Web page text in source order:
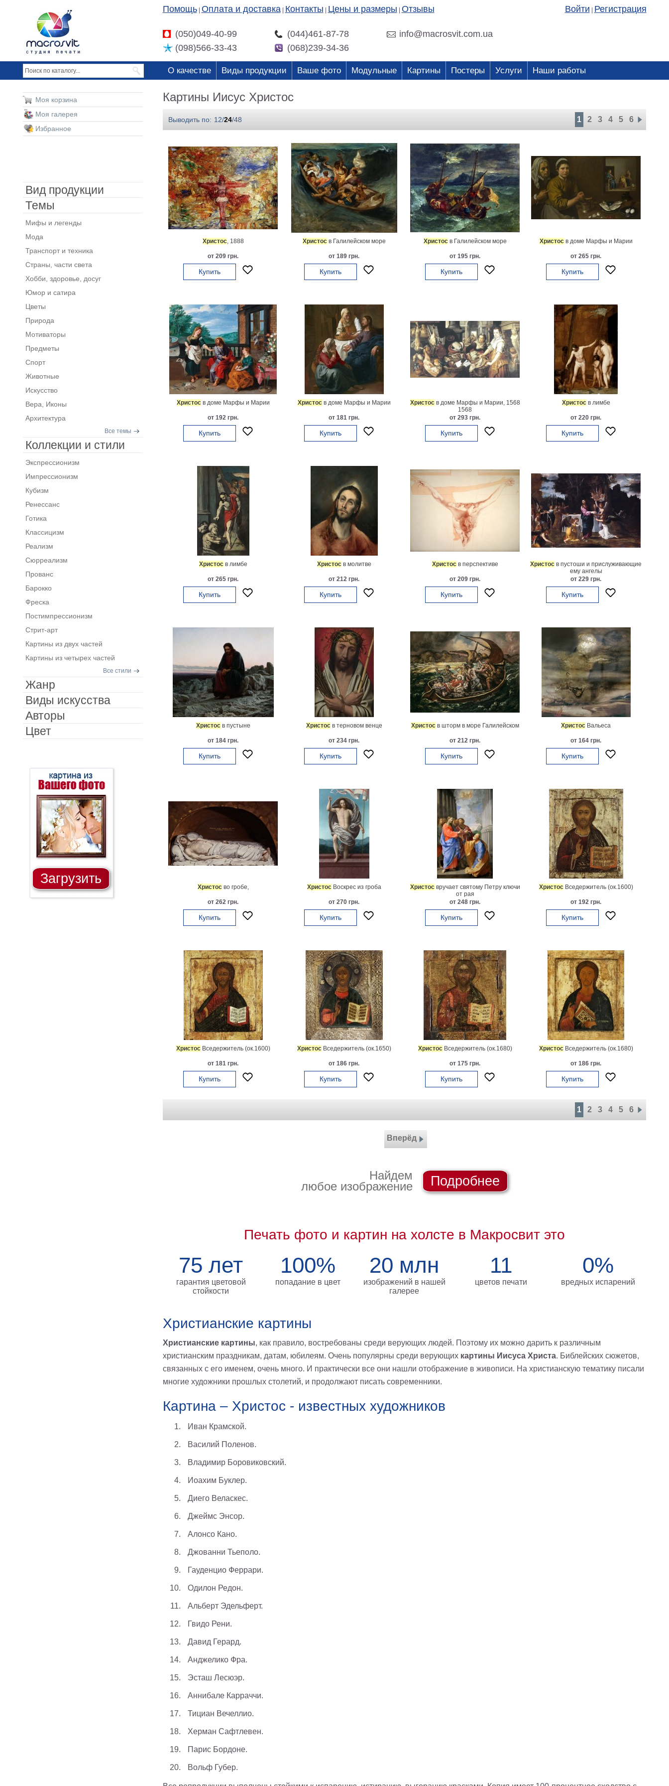
Помощь Оплата и доставка Контакты Цены и размеры Отзывы Войти Регистрация
(050)049-40-99 (044)461-87-78
info@macrosvit.com.ua
(098)566-33-43
(068)239-34-36
О качестве Виды продукции Ваше фото Модульные Картины Постеры Услуги Наши работы
Картины Иисус Христос
Выводить по: 12/24/48 1 2 3 4 5 6
Христос, 1888
от 209 грн.
Купить
Христосв Галилейском море
от 189 грн.
Купить
Христосв Галилейском море
от 195 грн.
Купить
Христосв доме Марфы и Марии
от 265 грн.
Купить
Христосв доме Марфы и Марии
от 192 грн.
Купить
Христосв доме Марфы и Марии
от 181 грн.
Купить
Христосв доме Марфы и Марии, 1568
1568
от 293 грн.
Купить
Христосв лимбе
от 220 грн.
Купить
Христосв лимбе
от 265 грн.
Купить
Христосв молитве
от 212 грн.
Купить
Христосв перспективе
от 209 грн.
Купить
Христос в пустоши и прислуживающие
ему ангелы
от 229 грн.
Купить
Христосв пустыне
от 184 грн.
Купить
Христосв терновом венце
от 234 грн.
Купить
Христосв шторм в море Галилейском
от 212 грн.
Купить
Христос Вальеса
от 164 грн.
Купить
Христосво гробе,
от 262 грн.
Купить
ХристосВоскрес из гроба
от 270 грн.
Купить
Христосвручает святому Петру ключи
от рая
от 248 грн.
Купить
ХристосВседержитель (ок.1600)
от 192 грн.
Купить
ХристосВседержитель (ок.1600)
от 181 грн.
Купить
ХристосВседержитель (ок.1650)
от 186 грн.
Купить
ХристосВседержитель (ок.1680)
от 175 грн.
Купить
ХристосВседержитель (ок.1680)
от 186 грн.
Купить
1 2 3 4 5 6
Вперёд
Найдем
любое изображение
Подробнее
Печать фото и картин на холсте в Макросвит это
75 лет
гарантия цветовой
стойкости
100%
попадание в цвет
20 млн
изображений в нашей
галерее
11
цветов печати
0%
вредных испарений
Христианские картины
Христианские картины, как правило, востребованы среди верующих людей. Поэтому их можно дарить к различным
христианским праздникам, датам, юбилеям. Очень популярны среди верующих картины Иисуса Христа. Библейских сюжетов,
связанных с его именем, очень много. И практически все они нашли отображение в живописи. На христианскую тематику писали
многие художники прошлых столетий, и продолжают писать современники.
Картина – Христос - известных художников
Иван Крамской.
Василий Поленов.
Владимир Боровиковский.
Иоахим Буклер.
Диего Веласкес.
Джеймс Энсор.
Алонсо Кано.
Джованни Тьеполо.
Гауденцио Феррари.
Одилон Редон.
Альберт Эдельферт.
Гвидо Рени.
Давид Герард.
Анджелико Фра.
Эсташ Лесюэр.
Аннибале Карраччи.
Тициан Вечеллио.
Херман Сафтлевен.
Парис Бордоне.
Вольф Губер.
Моя корзина
Моя галерея
Избранное
Вид продукции
Темы
Мифы и легенды
Мода
Транспорт и техника
Страны, части света
Хобби, здоровье, досуг
Юмор и сатира
Цветы
Природа
Мотиваторы
Предметы
Спорт
Животные
Искусство
Вера, Иконы
Архитектура
Все темы
Коллекции и стили
Экспрессионизм
Импрессионизм
Кубизм
Ренессанс
Готика
Классицизм
Реализм
Сюрреализм
Прованс
Барокко
Фреска
Постимпрессионизм
Стрит-арт
Картины из двух частей
Картины из четырех частей
Все стили
Жанр
Виды искусства
Авторы
Цвет
Загрузить